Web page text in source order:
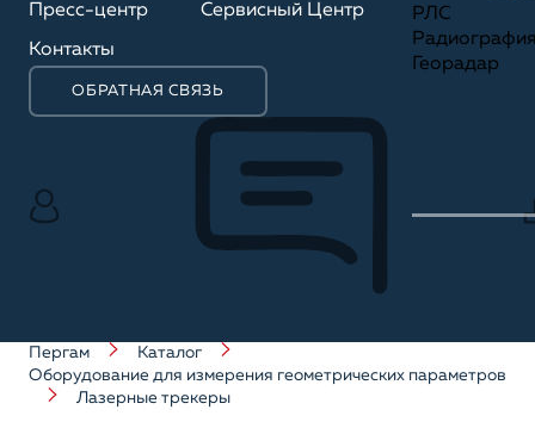
Пресс-центр Сервисный Центр
Контакты
ОБРАТНАЯ СВЯЗЬ
РЛС
Георадар
Пергам
Каталог
Оборудование для измерения геометрических параметров
Лазерные трекеры